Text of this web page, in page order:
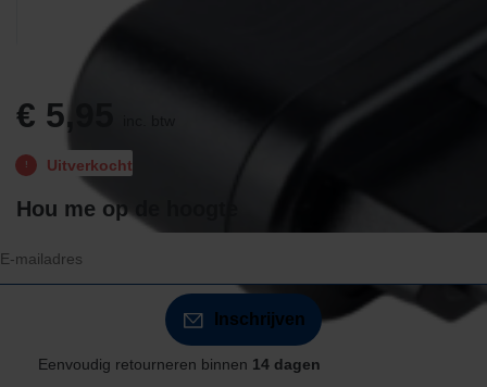
€ 5,95
Uitverkocht
Hou me op de hoogte
Inschrijven
Eenvoudig retourneren binnen 14 dagen